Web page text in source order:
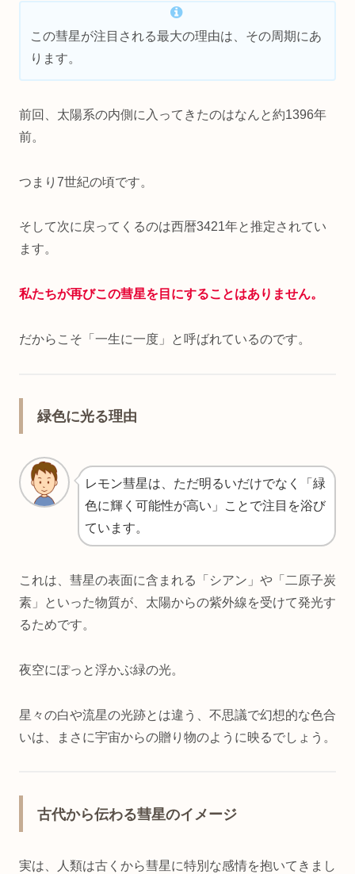
この彗星が注目される最大の理由は、その周期にあ
ります。
前回、太陽系の内側に入ってきたのはなんと約1396年
前。
つまり7世紀の頃です。
そして次に戻ってくるのは西暦3421年と推定されてい
ます。
私たちが再びこの彗星を目にすることはありません。
だからこそ「一生に一度」と呼ばれているのです。
緑色に光る理由
レモン彗星は、ただ明るいだけでなく「緑
色に輝く可能性が高い」ことで注目を浴び
ています。
これは、彗星の表面に含まれる「シアン」や「二原子炭
素」といった物質が、太陽からの紫外線を受けて発光す
るためです。
夜空にぽっと浮かぶ緑の光。
星々の白や流星の光跡とは違う、不思議で幻想的な色合
いは、まさに宇宙からの贈り物のように映るでしょう。
古代から伝わる彗星のイメージ
実は、人類は古くから彗星に特別な感情を抱いてきまし